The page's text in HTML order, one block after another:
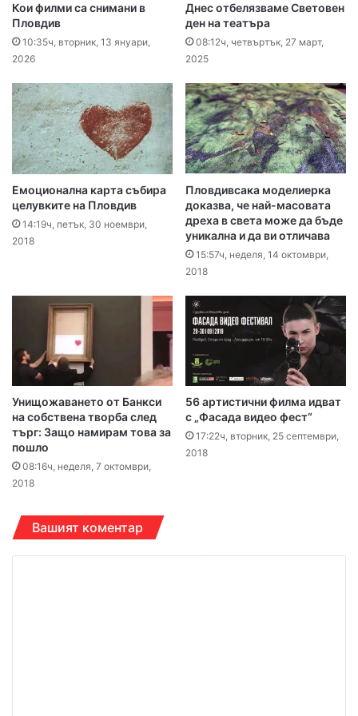
Кои филми са снимани в
Пловдив
10:35ч, вторник, 13 януари,
2026
Днес отбелязваме Световен
ден на театъра
08:12ч, четвъртък, 27 март,
2025
Емоционална карта събира
целувките на Пловдив
14:19ч, петък, 30 ноември,
2018
Пловдивсака моделиерка
доказва, че най-масовата
дреха в света може да бъде
уникална и да ви отличава
15:57ч, неделя, 14 октомври,
2018
Унищожаването от Банкси
на собствена творба след
търг: Защо намирам това за
пошло
08:16ч, неделя, 7 октомври,
2018
56 артистични филма идват
с „Фасада видео фест“
17:22ч, вторник, 25 септември,
2018
Вашият коментар